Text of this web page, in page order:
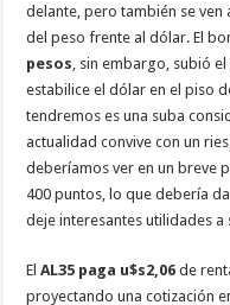
delante, pero también se
del peso frente al dólar. El
pesos , sin embargo, subió
estabilice el dólar en el piso
tendremos es una suba
actualidad convive con un
deberíamos ver en un breve
400 puntos, lo que debería
deje interesantes utilidades a
ElAL35 paga u$s2,06 de
proyectando una cotización